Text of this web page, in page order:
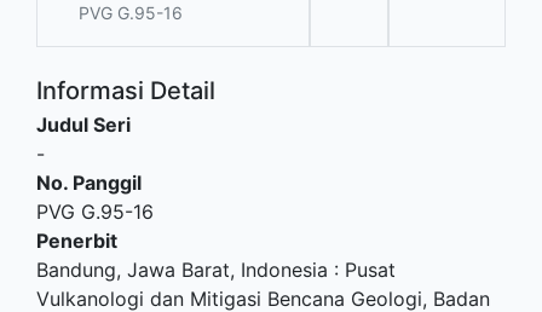
PVG G.95-16
Informasi Detail
Judul Seri
-
No. Panggil
PVG G.95-16
Penerbit
Bandung, Jawa Barat, Indonesia : Pusat
Vulkanologi dan Mitigasi Bencana Geologi, Badan